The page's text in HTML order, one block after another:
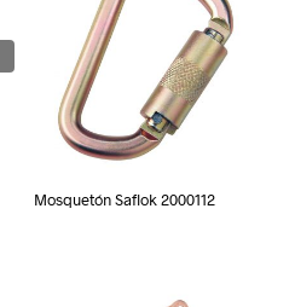
Mosquetón Saflok 2000112